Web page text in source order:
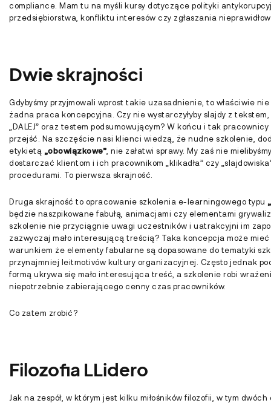
compliance. Mam tu na myśli kursy dotyczące polityki
przedsiębiorstwa, konfliktu interesów czy zgłaszania
Dwie skrajności
Gdybyśmy przyjmowali wprost takie uzasadnienie, to właściwie nie
żadna praca koncepcyjna. Czy nie wystarczyłyby slajdy z
„DALEJ” oraz testem podsumowującym? W końcu i tak
przejść. Na szczęście nasi klienci wiedzą, że nudne szkolenie,
etykietą „obowiązkowe” nie załatwi sprawy. My zaś nie
dostarczać klientom i ich pracownikom „klikadła” czy
procedurami. To pierwsza skrajność.
Druga skrajność to opracowanie szkolenia e-learningowego typu
będzie naszpikowane fabułą, animacjami czy elementami
szkolenie nie przyciągnie uwagi uczestników i uatrakcyjni im
zazwyczaj mało interesującą treścią? Taka koncepcja może mieć
warunkiem że elementy fabularne są dopasowane do tematyki
przynajmniej leitmotivów kultury organizacyjnej. Często jednak
formą ukrywa się mało interesująca treść, a szkolenie robi
niepotrzebnie zabierającego cenny czas pracowników.
Co zatem zrobić?
Filozofia LLidero
Jak na zespół, w którym jest kilku miłośników filozofii, w tym